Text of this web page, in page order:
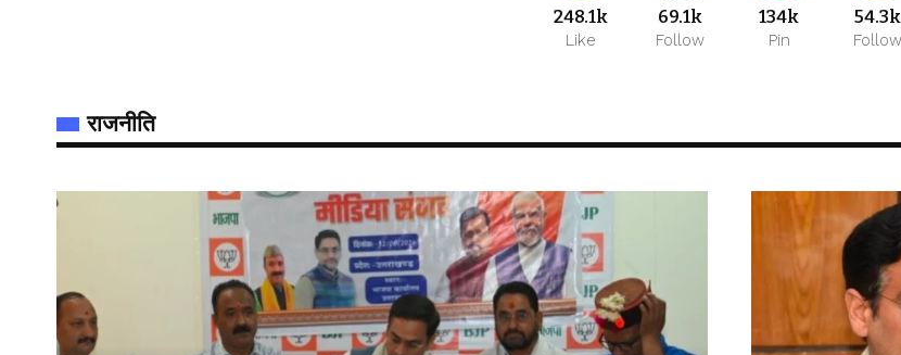
248.1k
Like
69.1k
Follow
134k
Pin
54.3k
Follow
राजनीति